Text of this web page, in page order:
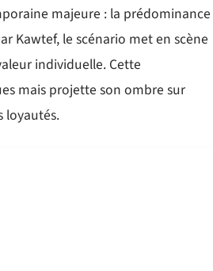
majeure : la prédominance
Kawtef, le scénario met en scène
individuelle. Cette
mais projette son ombre sur
loyautés.